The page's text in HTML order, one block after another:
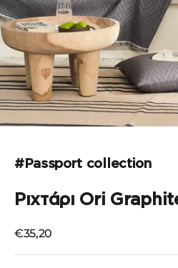
#Passport collection
Ριχτάρι Ori
Τιμή πώλησης
€35,20